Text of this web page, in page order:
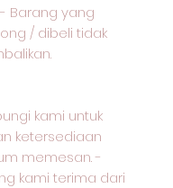
Barang yang
/ dibeli tidak
kami untuk
ketersediaan
memesan. -
kami terima dari